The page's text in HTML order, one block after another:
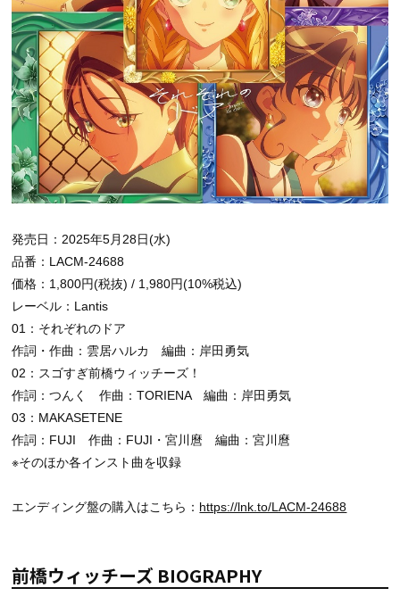
発売日：2025年5月28日(水)
品番：LACM-24688
価格：1,800円(税抜) / 1,980円(10%税込)
レーベル：Lantis
01：それぞれのドア
作詞・作曲：雲居ハルカ 編曲：岸田勇気
02：スゴすぎ前橋ウィッチーズ！
作詞：つんく 作曲：TORIENA 編曲：岸田勇気
03：MAKASETENE
作詞：FUJI 作曲：FUJI・宮川麿 編曲：宮川麿
※そのほか各インスト曲を収録
エンディング盤の購入はこちら： https://lnk.to/LACM-24688
前橋ウィッチーズ BIOGRAPHY